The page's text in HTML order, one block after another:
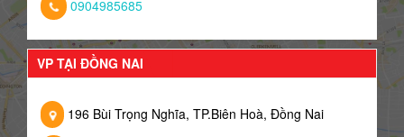
0904985685
VP TẠI ĐỒNG NAI
196 Bùi Trọng Nghĩa, TP.Biên Hoà, Đồng Nai